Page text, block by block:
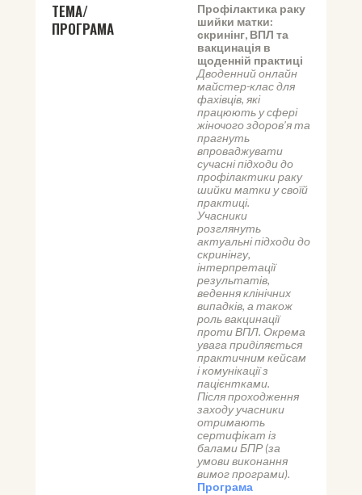
ТЕМА/
ПРОГРАМА
Профілактика раку
шийки матки:
скринінг, ВПЛ та
вакцинація в
щоденній практиці
Дводенний онлайн
майстер-клас для
фахівців, які
працюють у сфері
жіночого здоров’я та
прагнуть
впроваджувати
сучасні підходи до
профілактики раку
шийки матки у своїй
практиці.
Учасники
розглянуть
актуальні підходи до
скринінгу,
інтерпретації
результатів,
ведення клінічних
випадків, а також
роль вакцинації
проти ВПЛ. Окрема
увага приділяється
практичним кейсам
і комунікації з
пацієнтками.
Після проходження
заходу учасники
отримають
сертифікат із
балами БПР (за
умови виконання
вимог програми).
Програма